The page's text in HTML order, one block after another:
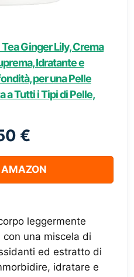
Ginger Lily, Crema
Idratante e
per una Pelle
a Tutti i Tipi di Pelle,
€
AMAZON
leggermente
una miscela di
ed estratto di
idratare e